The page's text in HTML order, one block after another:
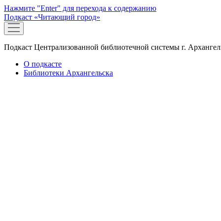
Нажмите "Enter" для перехода к содержанию
Подкаст «Читающий город»
открыть
меню
Подкаст Централизованной библиотечной системы г.
О подкасте
Библиотеки Архангельска